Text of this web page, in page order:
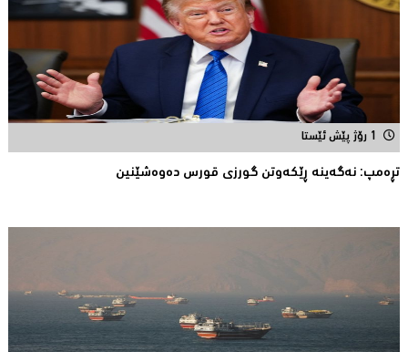
1 رۆژ پێش ئێستا
تڕه‌مپ: نه‌گه‌ینه‌ ڕێكه‌وتن گورزی قورس ده‌وه‌شێنین